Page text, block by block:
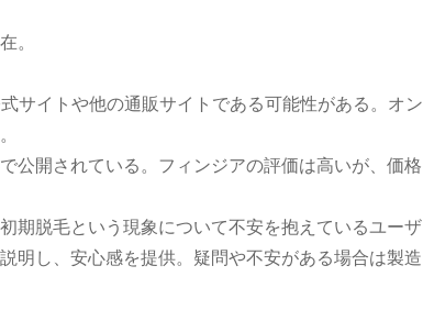
。
サイトや他の通販サイトである可能性がある。オン
公開されている。フィンジアの評価は高いが、価格
期脱毛という現象について不安を抱えているユーザ
明し、安心感を提供。疑問や不安がある場合は製造